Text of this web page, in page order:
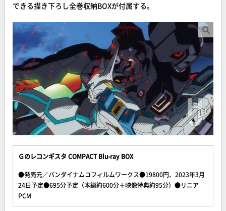
できる描き下ろし全巻収納BOXが付属する。
Ｇのレコンギスタ COMPACT Blu-ray BOX
●発売元／バンダイナムコフィルムワークス●19800円、2023年3月
24日予定●695分予定（本編約600分＋映像特典約95分）●リニア
PCM